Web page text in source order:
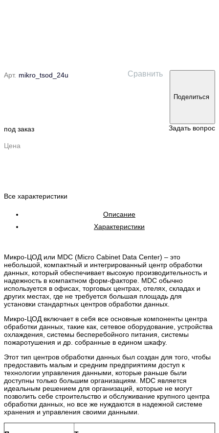
Арт. mikro_tsod_24u Сравнить
Поделиться
под заказ Задать вопрос
Цена
Все характеристики
Описание
Характеристики
Микро-ЦОД или MDC (Micro Cabinet Data Center) – это
небольшой, компактный и интегрированный центр обработки
данных, который обеспечивает высокую производительность и
надежность в компактном форм-факторе. MDC обычно
используется в офисах, торговых центрах, отелях, складах и
других местах, где не требуется большая площадь для
установки стандартных центров обработки данных.
Микро-ЦОД включает в себя все основные компоненты центра
обработки данных, такие как, сетевое оборудование, устройства
охлаждения, системы бесперебойного питания, системы
пожаротушения и др. собранные в едином шкафу.
Этот тип центров обработки данных был создан для того, чтобы
предоставить малым и средним предприятиям доступ к
технологии управления данными, которые раньше были
доступны только большим организациям. MDC является
идеальным решением для организаций, которые не могут
позволить себе строительство и обслуживание крупного центра
обработки данных, но все же нуждаются в надежной системе
хранения и управления своими данными.